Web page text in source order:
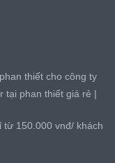
thiết cho công ty
tại phan thiết giá rẻ |
từ 150.000 vnđ/ khách